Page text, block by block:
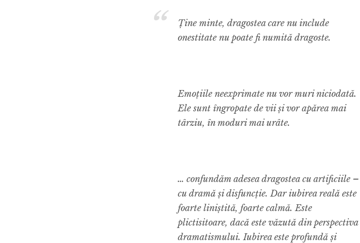
Ține minte, dragostea care nu include
onestitate nu poate fi numită dragoste.
Emoțiile neexprimate nu vor muri niciodată.
Ele sunt îngropate de vii și vor apărea mai
târziu, în moduri mai urâte.
… confundăm adesea dragostea cu artificiile –
cu dramă și disfuncție. Dar iubirea reală este
foarte liniștită, foarte calmă. Este
plictisitoare, dacă este văzută din perspectiva
dramatismului. Iubirea este profundă și